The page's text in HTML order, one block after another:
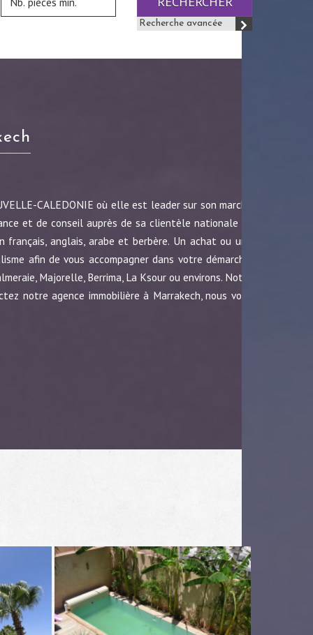
Recherche avancée
CALEDONIE où elle est leader sur son marché
et de conseil auprès de sa clientèle nationale et
anglais, arabe et berbère. Un achat ou une
afin de vous accompagner dans votre démarche.
Majorelle, Berrima, La Ksour ou environs. Notre
notre agence immobilière à Marrakech, nous vous